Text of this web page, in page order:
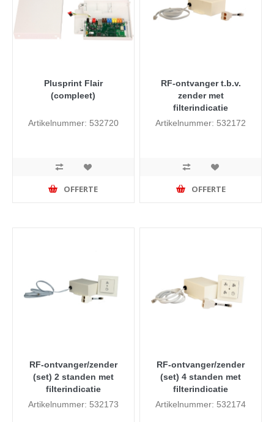
Plusprint Flair
(compleet)
Artikelnummer: 532720
OFFERTE
RF-ontvanger t.b.v.
zender met
filterindicatie
Artikelnummer: 532172
OFFERTE
RF-ontvanger/zender
(set) 2 standen met
filterindicatie
Artikelnummer: 532173
RF-ontvanger/zender
(set) 4 standen met
filterindicatie
Artikelnummer: 532174